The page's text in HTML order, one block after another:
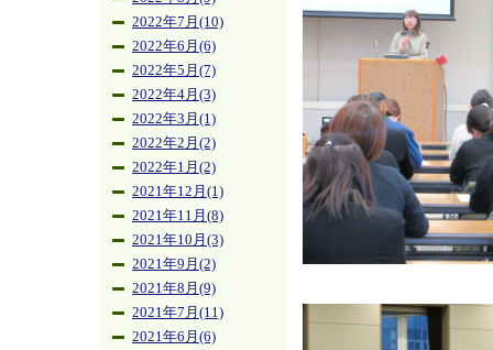
2022年7月(10)
2022年6月(6)
2022年5月(7)
2022年4月(3)
2022年3月(1)
2022年2月(2)
2022年1月(2)
2021年12月(1)
2021年11月(8)
2021年10月(3)
2021年9月(2)
2021年8月(9)
2021年7月(11)
2021年6月(6)